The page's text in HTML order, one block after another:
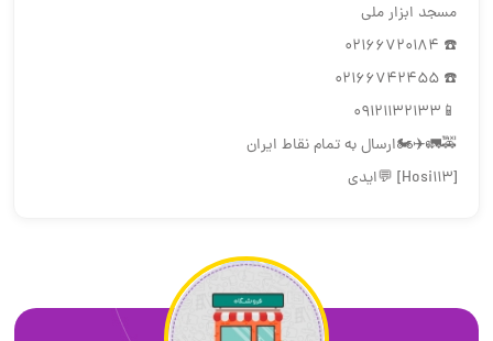
مسجد ابزار ملی
☎️ 02166720184
☎️ 02166742455
📱09121132133
🚕🚛✈️🏍ارسال به تمام نقاط ایران
[Hosi113] 💬ایدی